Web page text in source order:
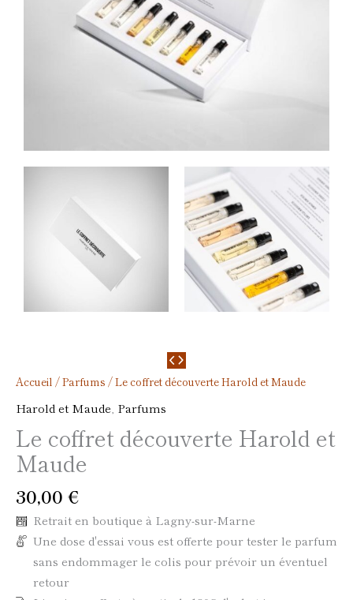
Accueil /Parfums / Le coffret découverte Harold et Maude
Harold et Maude Parfums
Le coffret découverte Harold et
Maude
30,00 €
Retrait en boutique à Lagny-sur-Marne
Une dose d'essai vous est offerte pour tester le parfum
sans endommager le colis pour prévoir un éventuel
retour